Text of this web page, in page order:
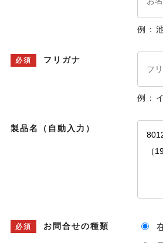
例：
必須 フリガナ
例：
製品名（自動入力）
必須 お問合せの種類